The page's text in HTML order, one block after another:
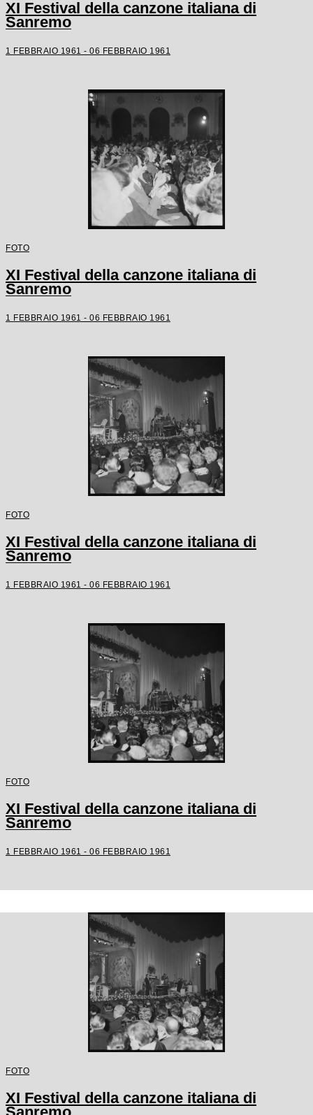
XI Festival della canzone italiana di
Sanremo
1 FEBBRAIO 1961 - 06 FEBBRAIO 1961
FOTO
XI Festival della canzone italiana di
Sanremo
1 FEBBRAIO 1961 - 06 FEBBRAIO 1961
FOTO
XI Festival della canzone italiana di
Sanremo
1 FEBBRAIO 1961 - 06 FEBBRAIO 1961
FOTO
XI Festival della canzone italiana di
Sanremo
1 FEBBRAIO 1961 - 06 FEBBRAIO 1961
FOTO
XI Festival della canzone italiana di
Sanremo